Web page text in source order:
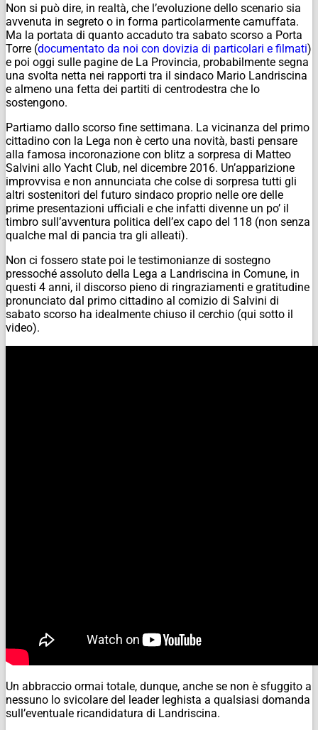
Non si può dire, in realtà, che l’evoluzione dello scenario sia
avvenuta in segreto o in forma particolarmente camuffata.
Ma la portata di quanto accaduto tra sabato scorso a Porta
Torre (documentato da noi con dovizia di particolari e filmati)
e poi oggi sulle pagine de La Provincia, probabilmente segna
una svolta netta nei rapporti tra il sindaco Mario Landriscina
e almeno una fetta dei partiti di centrodestra che lo
sostengono.
Partiamo dallo scorso fine settimana. La vicinanza del primo
cittadino con la Lega non è certo una novità, basti pensare
alla famosa incoronazione con blitz a sorpresa di Matteo
Salvini allo Yacht Club, nel dicembre 2016. Un’apparizione
improvvisa e non annunciata che colse di sorpresa tutti gli
altri sostenitori del futuro sindaco proprio nelle ore delle
prime presentazioni ufficiali e che infatti divenne un po’ il
timbro sull’avventura politica dell’ex capo del 118 (non senza
qualche mal di pancia tra gli alleati).
Non ci fossero state poi le testimonianze di sostegno
pressoché assoluto della Lega a Landriscina in Comune, in
questi 4 anni, il discorso pieno di ringraziamenti e gratitudine
pronunciato dal primo cittadino al comizio di Salvini di
sabato scorso ha idealmente chiuso il cerchio (qui sotto il
video).
Un abbraccio ormai totale, dunque, anche se non è sfuggito a
nessuno lo svicolare del leader leghista a qualsiasi domanda
sull’eventuale ricandidatura di Landriscina.